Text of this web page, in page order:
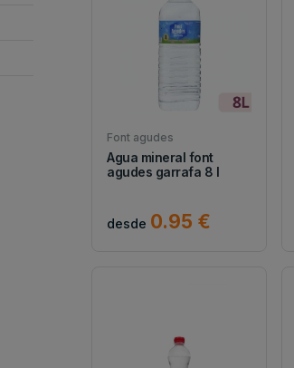
Font agudes
Agua mineral font
agudes garrafa 8 l
desde 0.95 €